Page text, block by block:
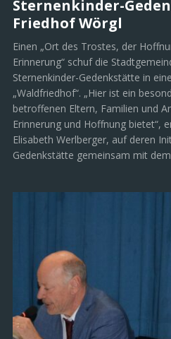
Sternenkinder-
Friedhof Wörgl
Einen „Ort des Trostes, der
Erinnerung“ schuf die
Sternenkinder-Gedenkstätte in
„Waldfriedhof“. „Hier ist ein
betroffenen Eltern, Familien und
Erinnerung und Hoffnung bietet“,
Elisabeth Werlberger, auf deren
Gedenkstätte gemeinsam mit